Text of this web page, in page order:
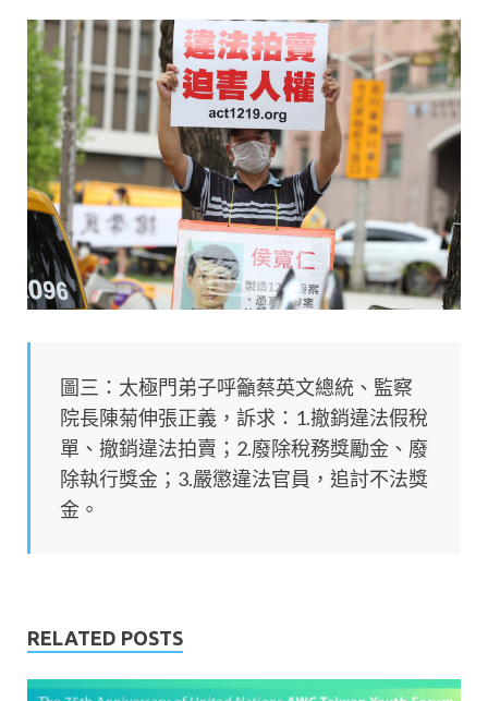
圖三：太極門弟子呼籲蔡英文總統、監察
院長陳菊伸張正義，訴求：1.撤銷違法假稅
單、撤銷違法拍賣；2.廢除稅務獎勵金、廢
除執行獎金；3.嚴懲違法官員，追討不法獎
金。
RELATED POSTS